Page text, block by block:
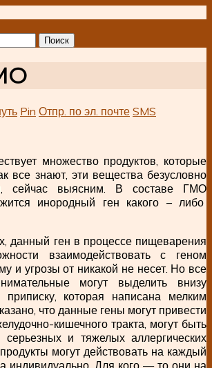
Pin Отпр. по эл. почте SMS
множество продуктов, которые
все знают, эти вещества безусловно
сейчас выясним. В составе ГМО
инородный ген какого – либо
данный ген в процессе пищеварения
взаимодействовать с геном
и угрозы от никакой не несет. Но все
могут выделить внизу
приписку, которая написана мелким
что данные гены могут привести
кишечного тракта, могут быть
и тяжелых аллергических
могут действовать на каждый
индивидуально. Для кого — то они на